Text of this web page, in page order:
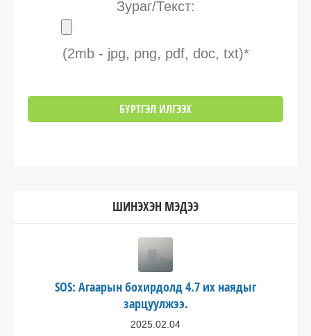
Зураг/Текст:
(2mb - jpg, png, pdf, doc, txt)*
ШИНЭХЭН МЭДЭЭ
SOS: Агаарын бохирдолд 4.7 их наядыг
зарцуулжээ.
2025.02.04